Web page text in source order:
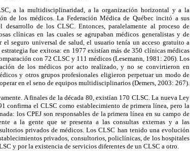
a la multidisciplinaridad, a la organización horizontal y a la
de los médicos. La Federación Médica de Québec incitó a sus
de los CLSC. Entonces, paralelamente al proceso de
clínicas en las cuales se agrupaban médicos generalistas y de
el seguro universal de salud, el usuario tenía un acceso gratuito a
fue exitosa: en 1977 existían más de 350 clínicas médicas
con 72 CLSC y 111 médicos (Lesemann, 1981: 206). Los
de los médicos por acto realizado, y no se convirtieron en
y otros grupos profesionales eligieron perpetuar un modo de
en el seno de equipos multidisciplinarios (Demers, 2003: 267).
A finales de la década 80, existían 170 CLSC. La nueva Ley
confirma el CLSC como establecimiento de primera línea, pero la
los CPEJ son responsables de la primera línea en su campo de
a la gente que se presenta a las consultas externas y a las
privados de médicos. Los CLSC han tenido una evolución
privados, consultorios, policlínicas, de los hospitales
y por la existencia de servicios diferentes de un CLSC a otro.